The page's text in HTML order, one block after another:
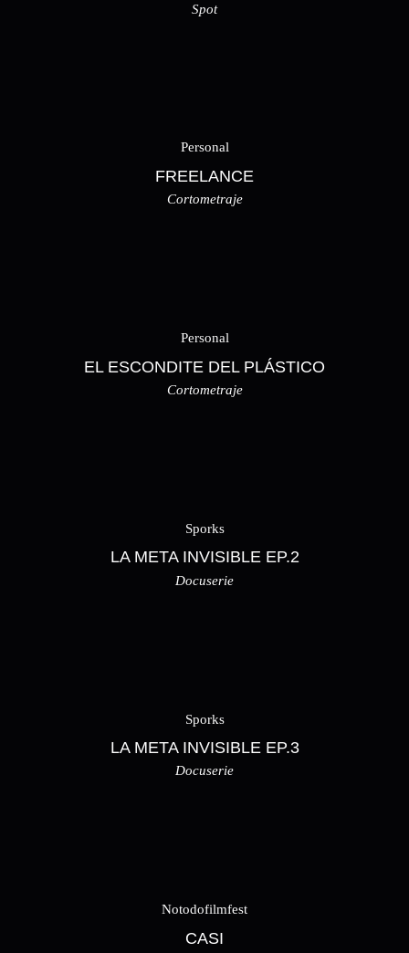
Spot
Personal
FREELANCE
Cortometraje
Personal
EL ESCONDITE DEL PLÁSTICO
Cortometraje
Sporks
LA META INVISIBLE EP.2
Docuserie
Sporks
LA META INVISIBLE EP.3
Docuserie
Notodofilmfest
CASI